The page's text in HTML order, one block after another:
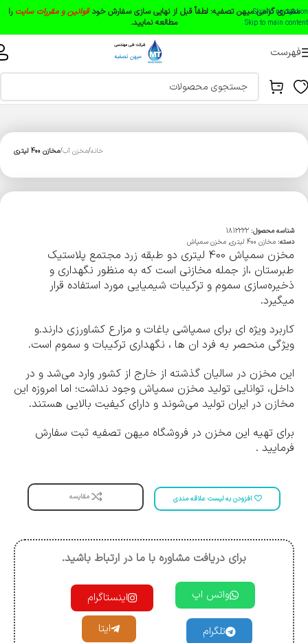
Skip to navigation
Skip to main content
مشتری گرامی میهن تصفیه: لطفاً قبل از نهایی سازی سفارش خودقوانین و مقررات سایت را
مطالعه نمایید.
فهرست
خانه مخزن آب مخازن 400 لیتری
شناسه محصول: 1812222
دسته: مخازن 400 لیتری , مخزن سمپاش
مخزن سمپاش 400 لیتری دو طبقه زرد مجتمع پلاستیک
طبرستان ،از جمله مخازنی است که به منظور نگهداری و
ذخیره‌سازی سموم و ترکیبات شیمیایی مورد استفاده قرار
میگیرد.
کاربرد ویژه ای برای سمپاشی باغات و مزارع کشاورزی دارند.و
ویژگی منحصر به فرد ان ها ، نگهداری ترکیبات و سموم است.
این مخزن در سالیان گذشته از خارج از کشور وارد می‌شد و در
داخل، توانایی تولید مخزن سمپاش وجود نداشت؛ اما امروزه این
مخازن در ایران تولید می‌شوند و دارای کیفیت بالایی هستند.
برای تهیه این مخزن در فروشگاه میهن تصفیه ثبت سفارش
فرمایید .
افزودن به لیست علاقه مندی مقایسه
برای دریافت مشاوره با ما در ارتباط باشید.
واتس اپ اینستاگرام
تلگرام ایتا